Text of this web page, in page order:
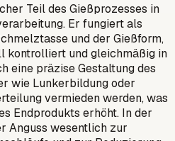
Teil des Gießprozesses in
Er fungiert als
und der Gießform,
kontrolliert und gleichmäßig in
eine präzise Gestaltung des
wie Lunkerbildung oder
vermieden werden, was
Endprodukts erhöht. In der
Anguss wesentlich zur